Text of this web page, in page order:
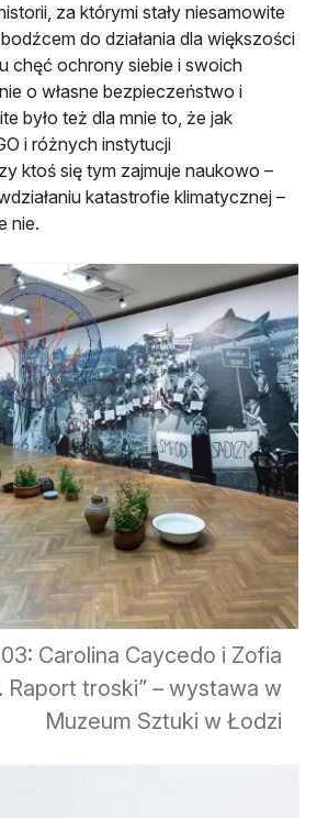
za którymi stały niesamowite
do działania dla większości
chęć ochrony siebie i swoich
o własne bezpieczeństwo i
było też dla mnie to, że jak
i różnych instytucji
ktoś się tym zajmuje naukowo –
katastrofie klimatycznej –
nie.
Carolina Caycedo i Zofia
Raport troski” – wystawa w
Muzeum Sztuki w Łodzi